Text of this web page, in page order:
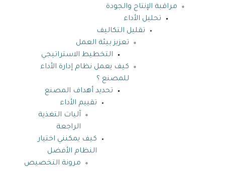
مراقبة الإنتاج والجودة
تحليل الأداء
تقليل التكاليف
تعزيز بيئة العمل
التخطيط الاستراتيجي
كيف يعمل نظام إدارة الأداء
للمصنع ؟
تحديد أهداف المصنع
تقييم الأداء
آليات التغذية
الراجعة
كيف يمكنني اختيار
النظام الأفضل
مرونة التخصيص